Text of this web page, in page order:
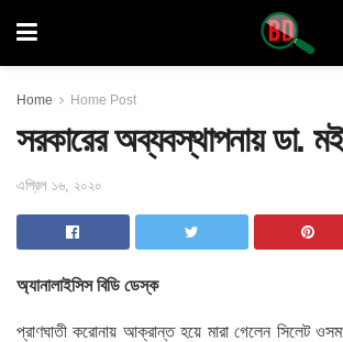
Home Home Post
সরকারের অব্যবস্থাপনায় ডা.
এপ্রিল ১৬, ২০২০
অ্যানালাইসিস বিডি ডেস্ক
প্রাণঘাতী করোনায় আক্রান্ত হয়ে মারা গেলেন সিলেট